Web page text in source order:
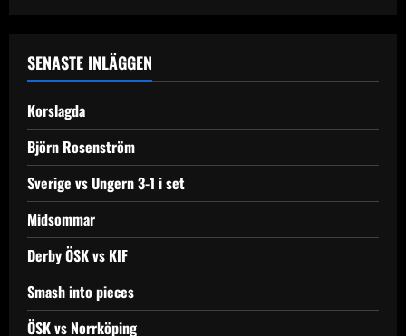
SENASTE INLÄGGEN
Korslagda
Björn Rosenström
Sverige vs Ungern 3-1 i set
Midsommar
Derby ÖSK vs KIF
Smash into pieces
ÖSK vs Norrköping